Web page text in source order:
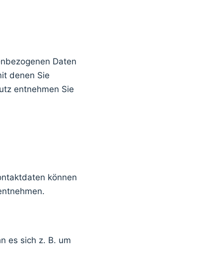
Daten
denen Sie
entnehmen Sie
können
es sich z. B. um